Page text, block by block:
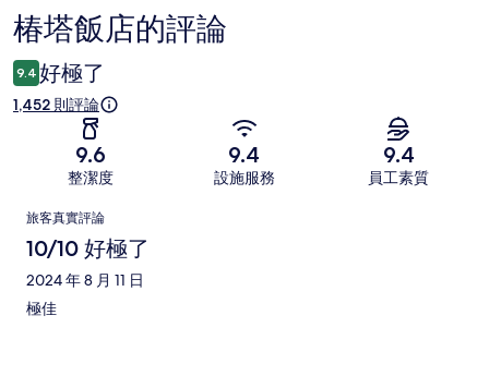
評
論
椿塔飯店的評論
9.4 好極了
1,452 則評論
9.6
整潔度
9.4
設施服務
9.4
員工素質
評
論
旅客真實評論
10/10 好極了
2024 年 8 月 11 日
極佳